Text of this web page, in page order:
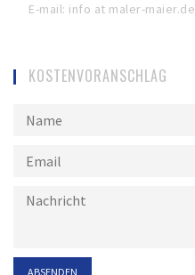
E-mail: info at maler-maier.de
KOSTENVORANSCHLAG